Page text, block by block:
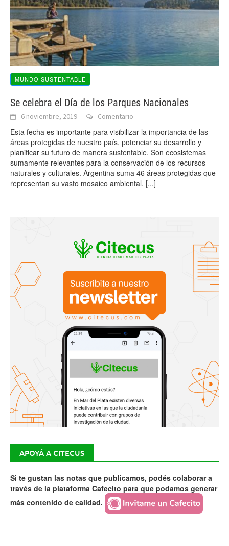
MUNDO SUSTENTABLE
Se celebra el Día de los Parques Nacionales
6 noviembre, 2019 Comentario
Esta fecha es importante para visibilizar la importancia de las
áreas protegidas de nuestro país, potenciar su desarrollo y
planificar su futuro de manera sustentable. Son ecosistemas
sumamente relevantes para la conservación de los recursos
naturales y culturales. Argentina suma 46 áreas protegidas que
representan su vasto mosaico ambiental. [...]
APOYÁ A CITECUS
Si te gustan las notas que publicamos, podés colaborar a
través de la plataforma Cafecito para que podamos generar
más contenido de calidad.